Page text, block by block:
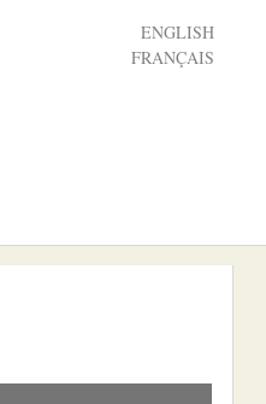
ENGLISH
FRANÇAIS